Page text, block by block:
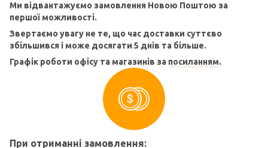
Ми відвантажуємо замовлення Новою Поштою за
першої можливості.
Звертаємо увагу не те, що час доставки суттєво
збільшився і може досягати 5 днів та більше.
Графік роботи офісу та магазинів за посиланням.
При отриманні замовлення: